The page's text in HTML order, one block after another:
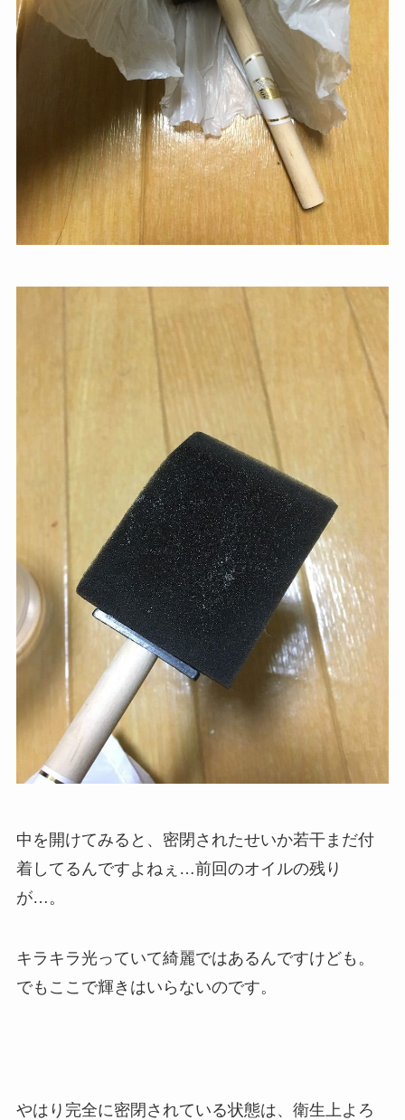
中を開けてみると、密閉されたせいか若干まだ付
着してるんですよねぇ…前回のオイルの残り
が…。
キラキラ光っていて綺麗ではあるんですけども。
でもここで輝きはいらないのです。
やはり完全に密閉されている状態は、衛生上よろ